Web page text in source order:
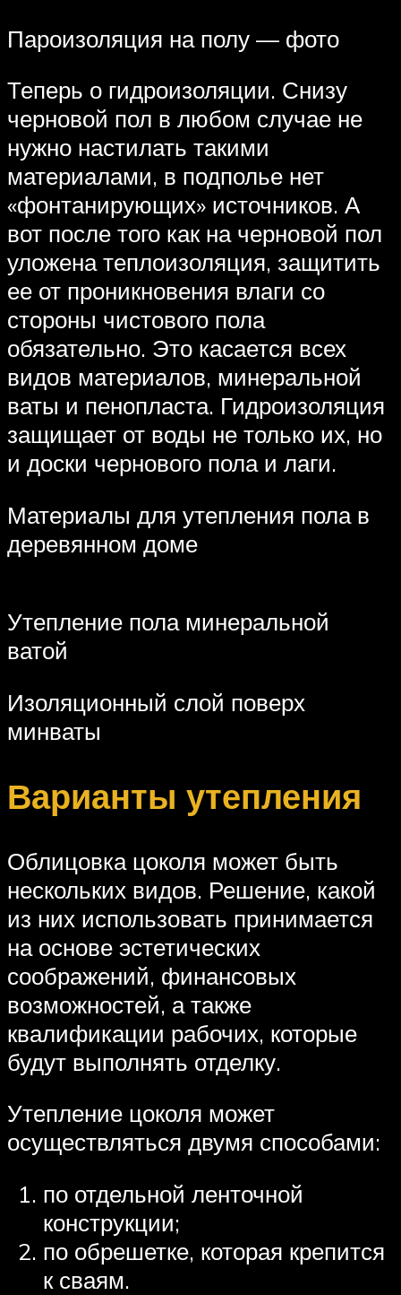
Пароизоляция на полу — фото
Теперь о гидроизоляции. Снизу
черновой пол в любом случае не
нужно настилать такими
материалами, в подполье нет
«фонтанирующих» источников. А
вот после того как на черновой пол
уложена теплоизоляция, защитить
ее от проникновения влаги со
стороны чистового пола
обязательно. Это касается всех
видов материалов, минеральной
ваты и пенопласта. Гидроизоляция
защищает от воды не только их, но
и доски чернового пола и лаги.
Материалы для утепления пола в
деревянном доме
Утепление пола минеральной
ватой
Изоляционный слой поверх
минваты
Варианты утепления
Облицовка цоколя может быть
нескольких видов. Решение, какой
из них использовать принимается
на основе эстетических
соображений, финансовых
возможностей, а также
квалификации рабочих, которые
будут выполнять отделку.
Утепление цоколя может
осуществляться двумя способами:
по отдельной ленточной
конструкции;
по обрешетке, которая крепится
к сваям.